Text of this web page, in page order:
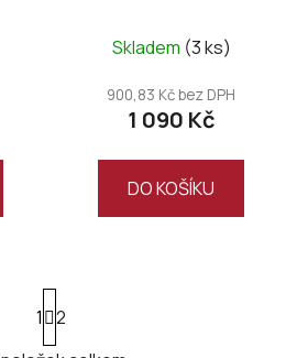
Renascenzia 2020,
Magnum
Skladem (3 ks)
900,83 Kč bez DPH
1 090 Kč
DO KOŠÍKU
S
t
r
1
2